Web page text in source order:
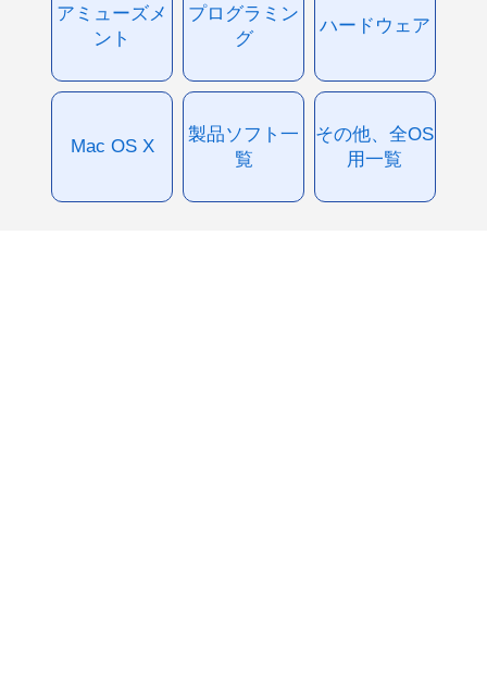
アミューズメ
ント
プログラミン
グ
ハードウェア
Mac OS X
製品ソフト一
覧
その他、全OS
用一覧